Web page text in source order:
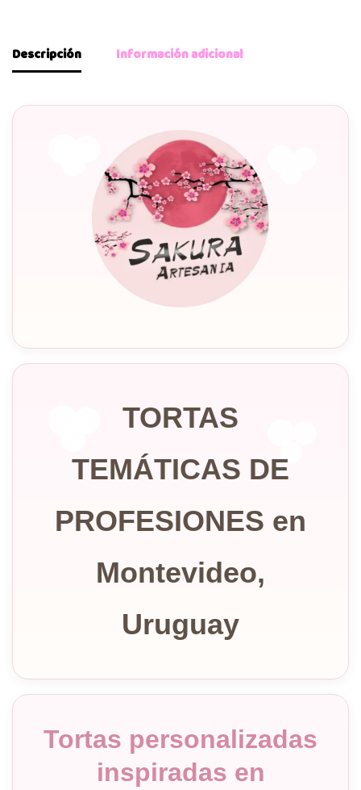
Descripción Información adicional
TORTAS
TEMÁTICAS DE
PROFESIONES en
Montevideo,
Uruguay
Tortas personalizadas
inspiradas en